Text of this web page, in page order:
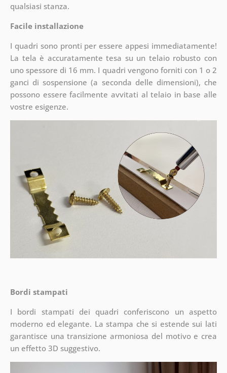
qualsiasi stanza.
Facile installazione
I quadri sono pronti per essere appesi immediatamente!
La tela è accuratamente tesa su un telaio robusto con
uno spessore di 16 mm. I quadri vengono forniti con 1 o 2
ganci di sospensione (a seconda delle dimensioni), che
possono essere facilmente avvitati al telaio in base alle
vostre esigenze.
Bordi stampati
I bordi stampati dei quadri conferiscono un aspetto
moderno ed elegante. La stampa che si estende sui lati
garantisce una transizione armoniosa del motivo e crea
un effetto 3D suggestivo.